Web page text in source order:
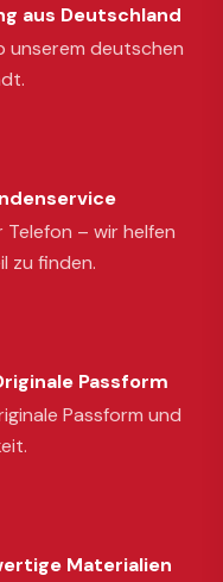
aus Deutschland
unserem deutschen
– wir helfen
zu finden.
Passform
Passform und
Materialien